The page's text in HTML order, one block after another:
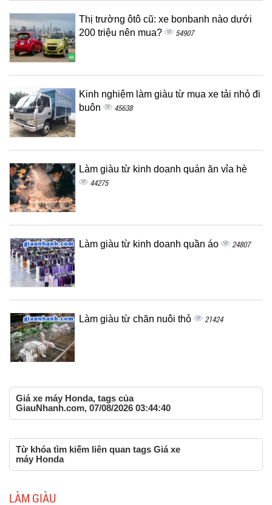
Thị trường ôtô cũ: xe bonbanh nào dưới
200 triệu nên mua?
54907
Kinh nghiệm làm giàu từ mua xe tải nhỏ đi
buôn
45638
Làm giàu từ kinh doanh quán ăn vỉa hè
44275
Làm giàu từ kinh doanh quần áo 24807
Làm giàu từ chăn nuôi thỏ 21424
Giá xe máy Honda, tags của
GiauNhanh.com, 07/08/2026 03:44:40
Từ khóa tìm kiếm liên quan tags Giá xe
máy Honda
LÀM GIÀU